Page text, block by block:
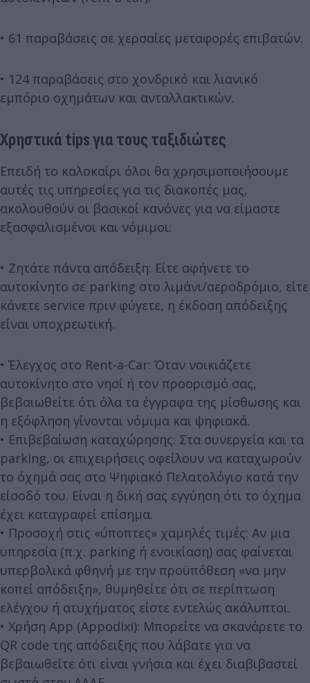
• 61 παραβάσεις σε χερσαίες μεταφορές επιβατών.
• 124 παραβάσεις στο χονδρικό και λιανικό
εμπόριο οχημάτων και ανταλλακτικών.
Χρηστικά tips για τους ταξιδιώτες
Επειδή το καλοκαίρι όλοι θα χρησιμοποιήσουμε
αυτές τις υπηρεσίες για τις διακοπές μας,
ακολουθούν οι βασικοί κανόνες για να είμαστε
εξασφαλισμένοι και νόμιμοι:
• Ζητάτε πάντα απόδειξη: Είτε αφήνετε το
αυτοκίνητο σε parking στο λιμάνι/αεροδρόμιο, είτε
κάνετε service πριν φύγετε, η έκδοση απόδειξης
είναι υποχρεωτική.
• Έλεγχος στο Rent-a-Car: Όταν νοικιάζετε
αυτοκίνητο στο νησί ή τον προορισμό σας,
βεβαιωθείτε ότι όλα τα έγγραφα της μίσθωσης και
η εξόφληση γίνονται νόμιμα και ψηφιακά.
• Επιβεβαίωση καταχώρησης: Στα συνεργεία και τα
parking, οι επιχειρήσεις οφείλουν να καταχωρούν
το όχημά σας στο Ψηφιακό Πελατολόγιο κατά την
είσοδό του. Είναι η δική σας εγγύηση ότι το όχημα
έχει καταγραφεί επίσημα.
• Προσοχή στις «ύποπτες» χαμηλές τιμές: Αν μια
υπηρεσία (π.χ. parking ή ενοικίαση) σας φαίνεται
υπερβολικά φθηνή με την προϋπόθεση «να μην
κοπεί απόδειξη», θυμηθείτε ότι σε περίπτωση
ελέγχου ή ατυχήματος είστε εντελώς ακάλυπτοι.
• Χρήση App (Appodixi): Μπορείτε να σκανάρετε το
QR code της απόδειξης που λάβατε για να
βεβαιωθείτε ότι είναι γνήσια και έχει διαβιβαστεί